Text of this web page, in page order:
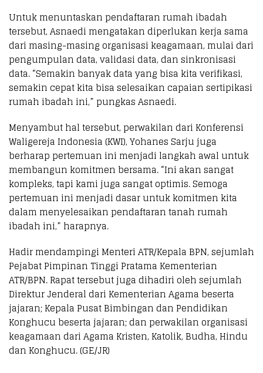
Untuk menuntaskan pendaftaran rumah ibadah
tersebut, Asnaedi mengatakan diperlukan kerja sama
dari masing-masing organisasi keagamaan, mulai dari
pengumpulan data, validasi data, dan sinkronisasi
data. “Semakin banyak data yang bisa kita verifikasi,
semakin cepat kita bisa selesaikan capaian sertipikasi
rumah ibadah ini,” pungkas Asnaedi.
Menyambut hal tersebut, perwakilan dari Konferensi
Waligereja Indonesia (KWI), Yohanes Sarju juga
berharap pertemuan ini menjadi langkah awal untuk
membangun komitmen bersama. “Ini akan sangat
kompleks, tapi kami juga sangat optimis. Semoga
pertemuan ini menjadi dasar untuk komitmen kita
dalam menyelesaikan pendaftaran tanah rumah
ibadah ini,” harapnya.
Hadir mendampingi Menteri ATR/Kepala BPN, sejumlah
Pejabat Pimpinan Tinggi Pratama Kementerian
ATR/BPN. Rapat tersebut juga dihadiri oleh sejumlah
Direktur Jenderal dari Kementerian Agama beserta
jajaran; Kepala Pusat Bimbingan dan Pendidikan
Konghucu beserta jajaran; dan perwakilan organisasi
keagamaan dari Agama Kristen, Katolik, Budha, Hindu
dan Konghucu. (GE/JR)